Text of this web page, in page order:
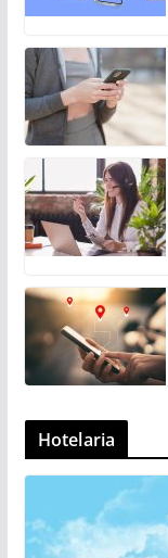
Hotelaria